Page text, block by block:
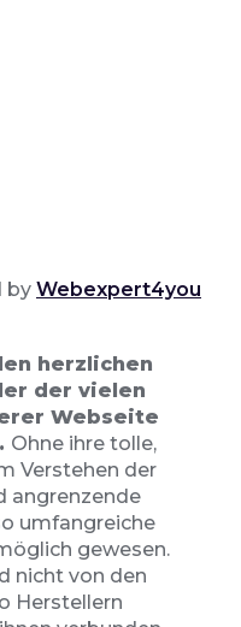
by Webexpert4you
herzlichen
der vielen
Webseite
Ohne ihre tolle,
Verstehen der
angrenzende
umfangreiche
gewesen.
nicht von den
Herstellern